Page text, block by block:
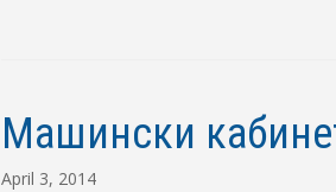
Машински
April 3, 2014